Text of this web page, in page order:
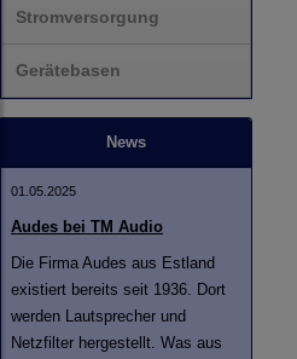
Stromversorgung
Gerätebasen
News
01.05.2025
Audes bei TM Audio
Die Firma Audes aus Estland
existiert bereits seit 1936. Dort
werden Lautsprecher und
Netzfilter hergestellt. Was aus